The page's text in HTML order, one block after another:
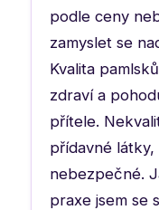
podle ceny
zamyslet se
Kvalita
zdraví a
přítele.
přídavné
nebezpečné.
praxe jsem se